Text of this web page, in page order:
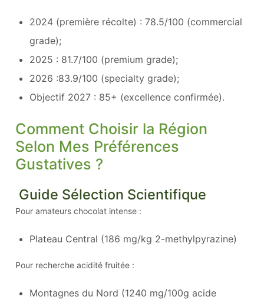
2024 (première récolte) : 78.5/100 (commercial
grade);
2025 : 81.7/100 (premium grade);
2026 :83.9/100 (specialty grade);
Objectif 2027 : 85+ (excellence confirmée).
Comment Choisir la Région
Selon Mes Préférences
Gustatives ?
Guide Sélection Scientifique
Pour amateurs chocolat intense :
Plateau Central (186 mg/kg 2-methylpyrazine)
Pour recherche acidité fruitée :
Montagnes du Nord (1240 mg/100g acide